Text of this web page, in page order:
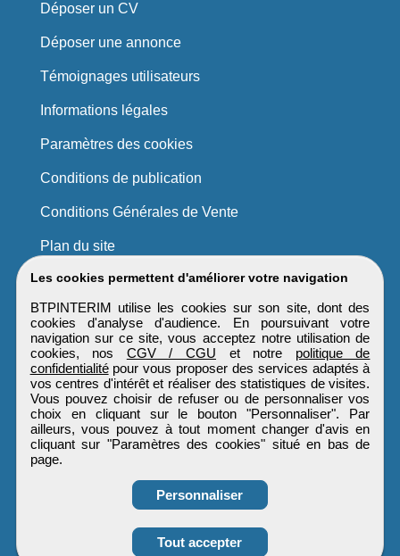
Obtenir ses
Les cookies permettent d'améliorer votre navigation
BTPINTERIM utilise les cookies sur son site, dont des
cookies d'analyse d'audience. En poursuivant votre
navigation sur ce site, vous acceptez notre utilisation de
cookies, nos CGV / CGU et notre politique de
confidentialitépour vous proposer des services adaptés à
vos centres d'intérêt et réaliser des statistiques de visites.
Vous pouvez choisir de refuser ou de personnaliser vos
choix en cliquant sur le bouton "Personnaliser". Par
ailleurs, vous pouvez à tout moment changer d'avis en
cliquant sur "Paramètres des cookies" situé en bas de
page.
Personnaliser
Tout accepter
Déposer un CV
Déposer une annonce
Témoignages utilisateurs
Informations légales
Paramètres des cookies
Conditions de publication
Conditions Générales de Vente
Plan du site